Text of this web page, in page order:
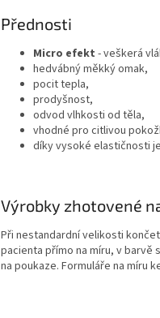
Přednosti
Micro efekt - veškerá
hedvábný měkký omak,
pocit tepla,
prodyšnost,
odvod vlhkosti od těla,
vhodné pro citlivou
díky vysoké elastičnosti
Výrobky zhotovené
Při nestandardní velikosti
pacienta přímo na míru, v
na poukaze. Formuláře na míru